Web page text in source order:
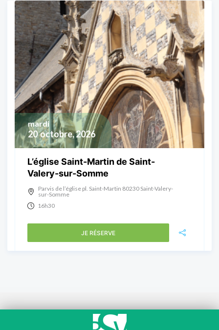
20 octobre, 2026
mardi
L’église Saint-Martin de Saint-
Valery-sur-Somme
Parvis de l’église pl. Saint-Martin 80230 Saint-Valery-
sur-Somme
16h30
JE RÉSERVE